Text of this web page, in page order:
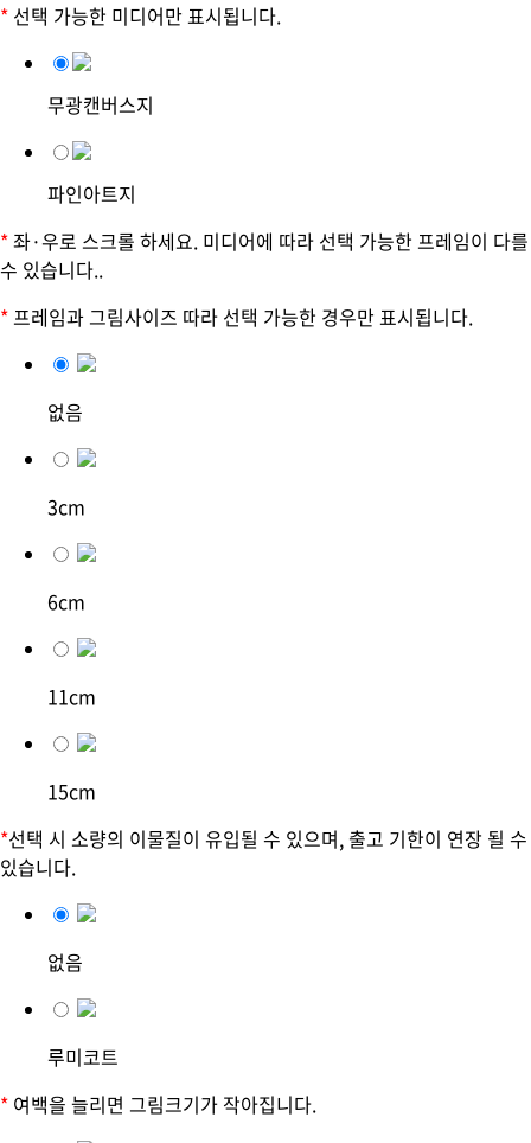
* 선택 가능한 미디어만 표시됩니다.
무광캔버스지
파인아트지
*좌·우로 스크롤 하세요. 미디어에 따라 선택 가능한 프레임이 다를
수 있습니다..
*프레임과 그림사이즈 따라 선택 가능한 경우만 표시됩니다.
없음
3cm
6cm
11cm
15cm
*선택 시 소량의 이물질이 유입될 수 있으며, 출고 기한이 연장 될 수
있습니다.
없음
루미코트
* 여백을 늘리면 그림크기가 작아집니다.